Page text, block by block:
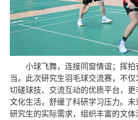
小球飞舞，连接同窗情谊；挥拍
当。此次研究生羽毛球交流赛，不
切磋球技、交流互动的优质平台，更
文化生活，舒缓了科研学习压力。
研究生的实际需求，组织丰富的文